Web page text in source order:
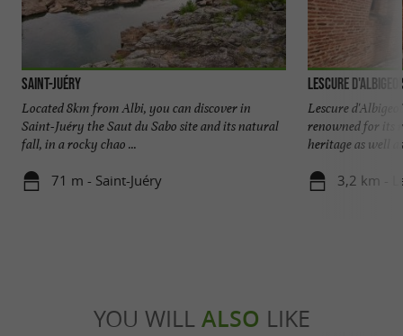
Saint-Juéry
Located 8km from Albi, you can discover in
Saint-Juéry the Saut du Sabo site and its natural
fall, in a rocky chao ...
71 m - Saint-Juéry
Lescure
Lescure
renowned for its
heritage as well
3,2 km -
YOU WILL ALSO LIKE